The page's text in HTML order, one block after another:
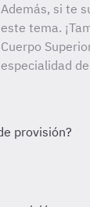
Además, si te
este tema.
Cuerpo
especialidad